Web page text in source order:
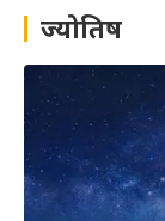
h ज्योतिष